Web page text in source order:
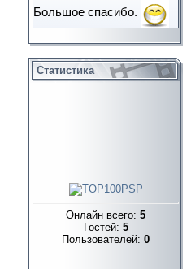
Большое спасибо.
Статистика
Онлайн всего: 5
Гостей: 5
Пользователей: 0